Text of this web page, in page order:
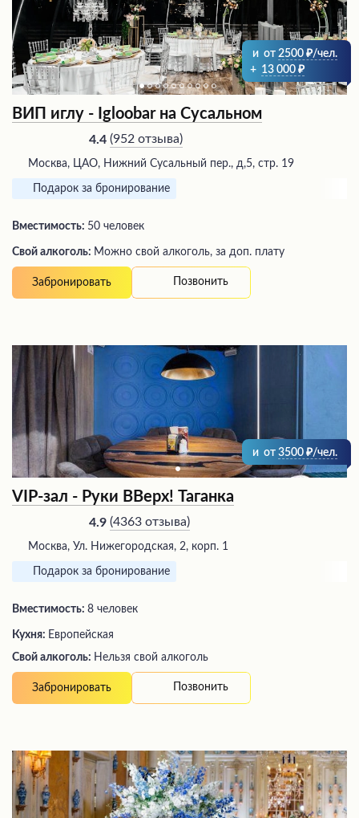
и от 2500
/чел.
+ 13 000
ВИП иглу - Igloobar на Сусальном
4.4 (952 отзыва)
Москва, ЦАО, Нижний Сусальный пер., д,5, стр. 19
Подарок за бронирование
Вместимость: 50 человек
Свой алкоголь: Можно свой алкоголь, за доп. плату
Забронировать Позвонить
и от 3500 /чел.
VIP-зал - Руки ВВерх! Таганка
4.9 (4363 отзыва)
Москва, Ул. Нижегородская, 2, корп. 1
Подарок за бронирование
Вместимость: 8 человек
Кухня: Европейская
Свой алкоголь: Нельзя свой алкоголь
Забронировать Позвонить